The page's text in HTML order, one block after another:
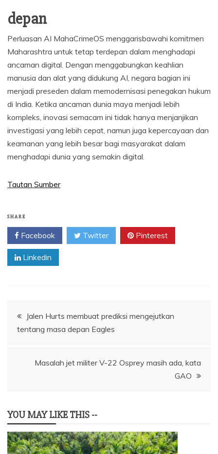
depan
Perluasan AI MahaCrimeOS menggarisbawahi komitmen
Maharashtra untuk tetap terdepan dalam menghadapi
ancaman digital. Dengan menggabungkan keahlian
manusia dan alat yang didukung AI, negara bagian ini
menjadi preseden dalam memodernisasi penegakan hukum
di India. Ketika ancaman dunia maya menjadi lebih
kompleks, inovasi semacam ini tidak hanya menjanjikan
investigasi yang lebih cepat, namun juga kepercayaan dan
keamanan yang lebih besar bagi masyarakat dalam
menghadapi dunia yang semakin digital.
Tautan Sumber
SHARE
Facebook Twitter Pinterest
Linkedin
Navigasi
pos
Jalen Hurts membuat prediksi mengejutkan
tentang masa depan Eagles
Masalah jet militer V-22 Osprey masih ada, kata
GAO
YOU MAY LIKE THIS --